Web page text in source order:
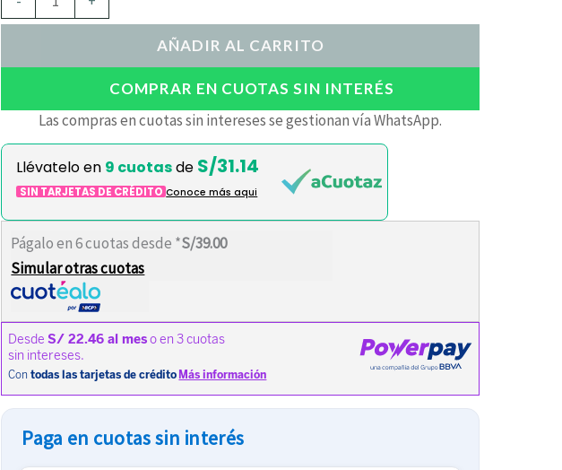
AÑADIR AL CARRITO
COMPRAR EN CUOTAS SIN INTERÉS
Las compras en cuotas sin intereses se gestionan vía WhatsApp.
Llévatelo en 9 cuotasde S/31.14
SIN TARJETAS DE CRÉDITO Conoce más aqui
Págalo en 6 cuotas desde *S/39.00
Simular otras cuotas
Paga en cuotas sin interés